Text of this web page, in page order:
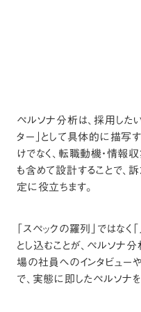
ペルソナ分析は、採用した
ター」として具体的に描写
けでなく、転職動機・情報
も含めて設計することで、
定に役立ちます。
「スペックの羅列」ではな
とし込むことが、ペルソナ
場の社員へのインタビュー
で、実態に即したペルソナ